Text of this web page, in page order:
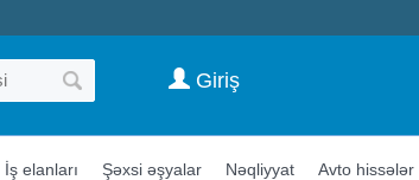
Giriş
İş elanları Şəxsi əşyalar Nəqliyyat Avto hissələr